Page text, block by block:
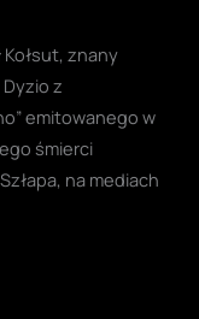
Kołsut, znany
z
emitowanego w
śmierci
na mediach